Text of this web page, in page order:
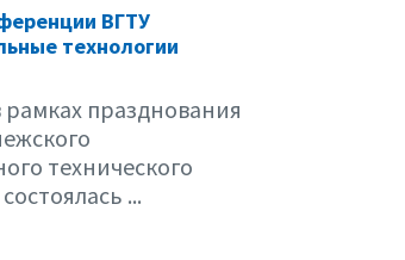
ВГТУ
технологии
рамках празднования
технического
...